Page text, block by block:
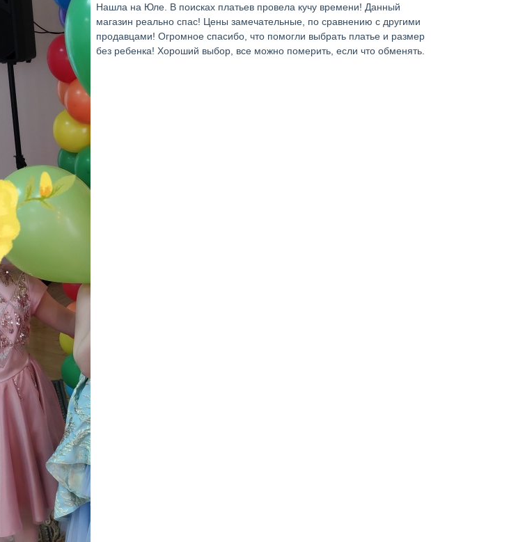
Нашла на Юле. В поисках платьев провела кучу времени! Данный
магазин реально спас! Цены замечательные, по сравнению с другими
продавцами! Огромное спасибо, что помогли выбрать платье и размер
без ребенка! Хороший выбор, все можно померить, если что обменять.